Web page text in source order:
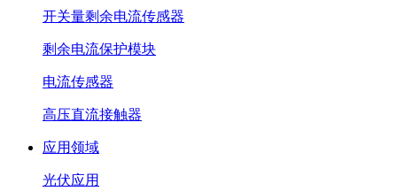
开关量剩余电流传感器
剩余电流保护模块
电流传感器
高压直流接触器
应用领域
光伏应用